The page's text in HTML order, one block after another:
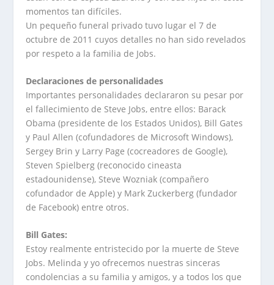
momentos tan difíciles.
Un pequeño funeral privado tuvo lugar el 7 de
octubre de 2011 cuyos detalles no han sido revelados
por respeto a la familia de Jobs.
Declaraciones de personalidades
Importantes personalidades declararon su pesar por
el fallecimiento de Steve Jobs, entre ellos: Barack
Obama (presidente de los Estados Unidos), Bill Gates
y Paul Allen (cofundadores de Microsoft Windows),
Sergey Brin y Larry Page (cocreadores de Google),
Steven Spielberg (reconocido cineasta
estadounidense), Steve Wozniak (compañero
cofundador de Apple) y Mark Zuckerberg (fundador
de Facebook) entre otros.
Bill Gates:
Estoy realmente entristecido por la muerte de Steve
Jobs. Melinda y yo ofrecemos nuestras sinceras
condolencias a su familia y amigos, y a todos los que